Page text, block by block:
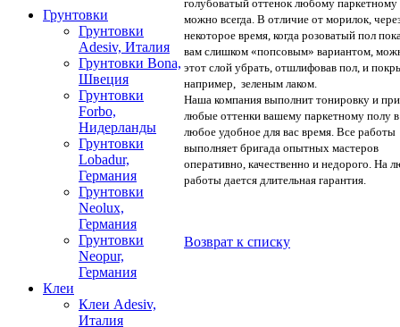
Грунтовки
Грунтовки
Adesiv, Италия
Грунтовки Bona,
Швеция
Грунтовки
Forbo,
Нидерланды
Грунтовки
Lobadur,
Германия
Грунтовки
Neolux,
Германия
Грунтовки
Neopur,
Германия
Клеи
Клеи Adesiv,
Италия
голубоватый оттенок любому паркетному
можно всегда. В отличие от морилок,
некоторое время, когда розоватый пол
вам слишком «попсовым» вариантом,
этот слой убрать, отшлифовав пол, и
например, зеленым лаком.
Наша компания выполнит тонировку и
любые оттенки вашему паркетному полу в
любое удобное для вас время. Все работы
выполняет бригада опытных мастеров
оперативно, качественно и недорого. На
работы дается длительная гарантия.
Возврат к списку